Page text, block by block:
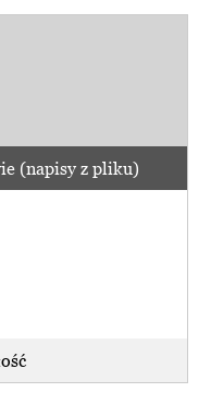
(napisy z pliku)